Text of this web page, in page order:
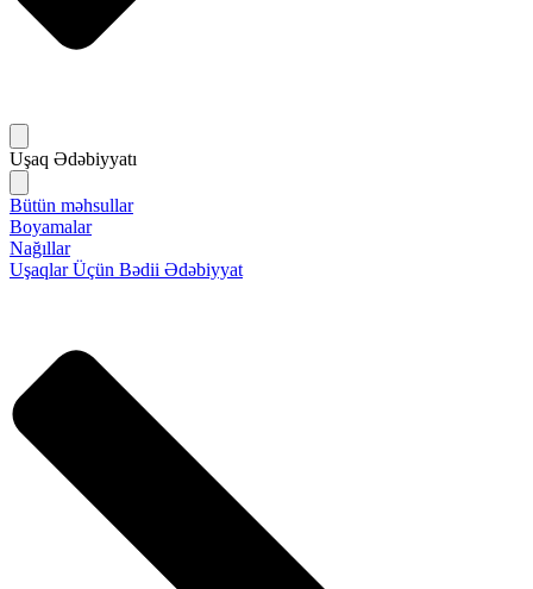
Uşaq Ədəbiyyatı
Bütün məhsullar
Boyamalar
Nağıllar
Uşaqlar Üçün Bədii Ədəbiyyat